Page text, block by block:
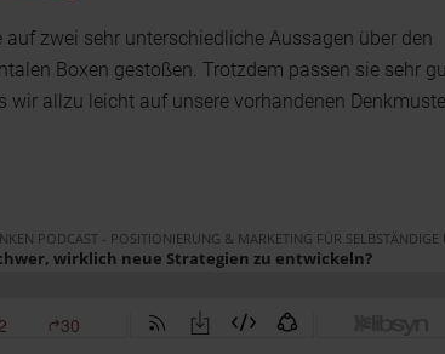
zwei sehr unterschiedliche Aussagen über den
Boxen gestoßen. Trotzdem passen sie sehr
wir allzu leicht auf unsere vorhandenen